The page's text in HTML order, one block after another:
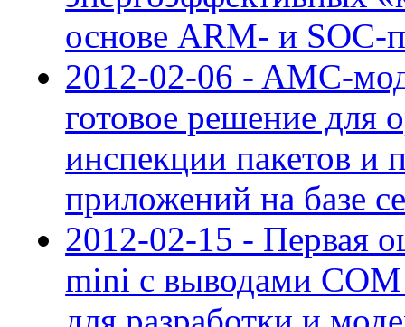
основе ARM- и SOC-
2012-02-06 - AMC-
готовое решение для
инспекции пакетов и
приложений на базе
2012-02-15 - Первая
mini с выводами